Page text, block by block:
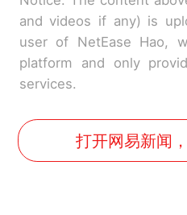
and videos if any) is
user of NetEase Hao,
platform and only
services.
打开网易新闻